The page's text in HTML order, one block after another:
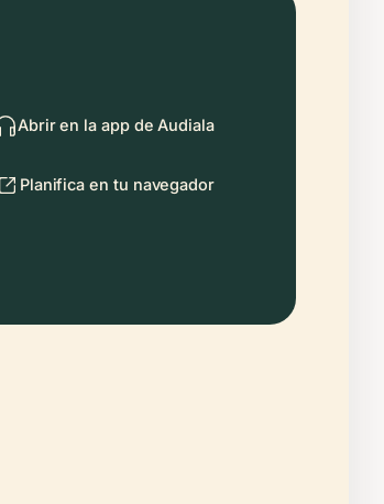
Abrir en la app de Audiala
Planifica en tu navegador